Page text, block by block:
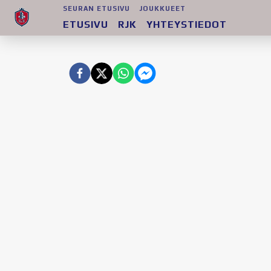
SEURAN ETUSIVU JOUKKUEET
ETUSIVU RJK YHTEYSTIEDOT